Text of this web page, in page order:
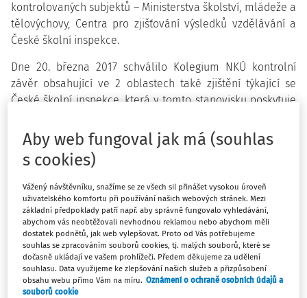
kontrolovaných subjektů – Ministerstva školství, mládeže a
tělovýchovy, Centra pro zjišťování výsledků vzdělávání a
České školní inspekce.
Dne 20. března 2017 schválilo Kolegium NKÚ kontrolní
závěr obsahující ve 2 oblastech také zjištění týkající se
České školní inspekce, která v tomto stanovisku poskytuje
Tvrzení NKÚ: Jelikož nebylo zavedeno původně plánované
každoroční a celoplošné testování žáků na úrovni 5. a 9.
elektronického testování InspIS SET vynaloženy účelně.
Komentář České školní inspekce
Každoroční a celoplošné ověřování výsledků žáků na
úrovni 5. a 9. ročníků ZŠ dle původního záměru skutečně
zavedeno nebylo, nelze ovšem v žádném případě
Aby web fungoval jak má (souhlas
s cookies)
Vážený návštěvníku, snažíme se ze všech sil přinášet vysokou úroveň
uživatelského komfortu při používání našich webových stránek. Mezi
základní předpoklady patří např. aby správně fungovalo vyhledávání,
abychom vás neobtěžovali nevhodnou reklamou nebo abychom měli
dostatek podnětů, jak web vylepšovat. Proto od Vás potřebujeme
souhlas se zpracováním souborů cookies, tj. malých souborů, které se
dočasně ukládají ve vašem prohlížeči. Předem děkujeme za udělení
souhlasu. Data využijeme ke zlepšování našich služeb a přizpůsobení
obsahu webu přímo Vám na míru. Oznámení o ochraně osobních údajů a
souborů cookie